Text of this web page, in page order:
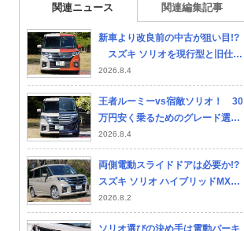
関連ニュース 関連編集記事
新車より改良前の中古が狙い目!?
スズキ ソリオを現行型と旧仕様
で比べてみた!!
2026.8.4
王者ルーミーvs宿敵ソリオ！ 30
万円安く乗るためのグレード選び
とコスパ徹底比較
2026.8.4
両側電動スライドドアは必要か!?
スズキ ソリオ ハイブリッドMXと
MZの装備差を考える
2026.8.2
ソリオ選びの決め手は電動パーキ